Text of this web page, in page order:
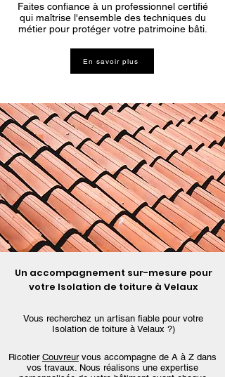
Faites confiance à un professionnel certifié
qui maîtrise l'ensemble des techniques du
métier pour protéger votre patrimoine bâti.
En savoir plus
Un accompagnement sur-mesure pour
votre Isolation de toiture à Velaux
Vous recherchez un artisan fiable pour votre
Isolation de toiture à Velaux ?)
Ricotier Couvreur vous accompagne de A à Z dans
vos travaux. Nous réalisons une expertise